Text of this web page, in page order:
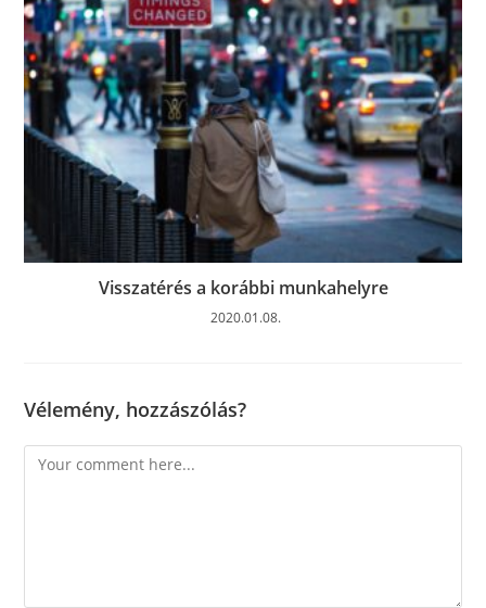
Visszatérés a korábbi munkahelyre
2020.01.08.
Vélemény, hozzászólás?